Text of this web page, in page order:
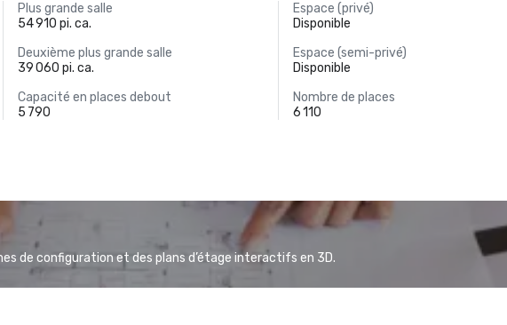
Plus grande salle
54 910 pi. ca.
Espace (privé)
Disponible
Deuxième plus grande salle
39 060 pi. ca.
Espace (semi-privé)
Disponible
Capacité en places debout
5 790
Nombre de places
6 110
de configuration et des plans d’étage interactifs en 3D.